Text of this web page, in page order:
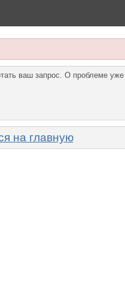
ваш запрос. О проблеме
на главную